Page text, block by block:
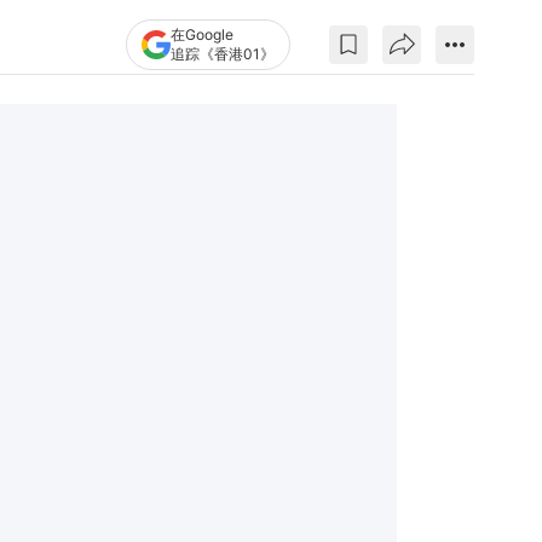
在Google
追踪《香港01》